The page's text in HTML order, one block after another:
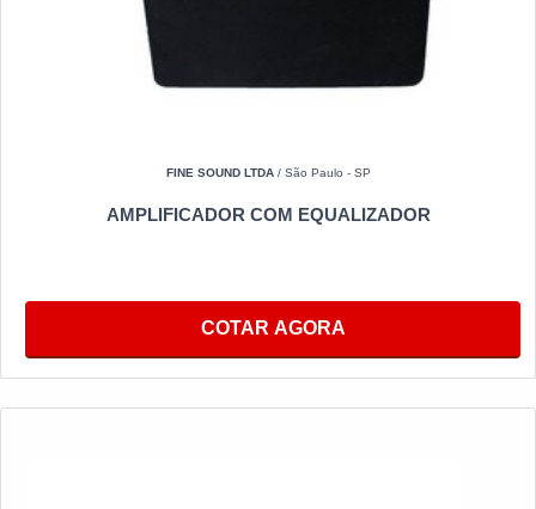
FINE SOUND LTDA/ São Paulo - SP
AMPLIFICADOR COM EQUALIZADOR
COTAR AGORA